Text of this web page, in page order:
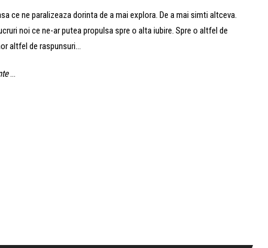
ce ne paralizeaza dorinta de a mai explora. De a mai simti altceva.
noi ce ne-ar putea propulsa spre o alta iubire. Spre o altfel de
altfel de raspunsuri…
…